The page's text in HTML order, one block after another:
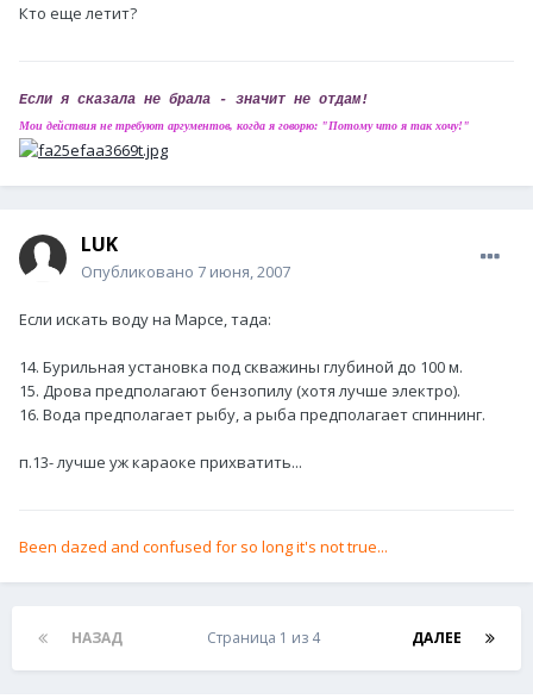
Кто еще летит?
Если я сказала не брала - значит не отдам!
Мои действия не требуют аргументов, когда я говорю: "Потому что я так хочу!"
LUK
Опубликовано 7 июня, 2007
Если искать воду на Марсе, тада:
14. Бурильная установка под скважины глубиной до 100 м.
15. Дрова предполагают бензопилу (хотя лучше электро).
16. Вода предполагает рыбу, а рыба предполагает спиннинг.
п.13- лучше уж караоке прихватить...
Been dazed and confused for so long it's not true...
НАЗАД ДАЛЕЕ
Страница 1 из 4